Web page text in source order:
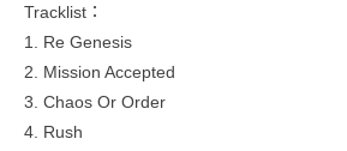
Tracklist：
1. Re Genesis
2. Mission Accepted
3. Chaos Or Order
4. Rush